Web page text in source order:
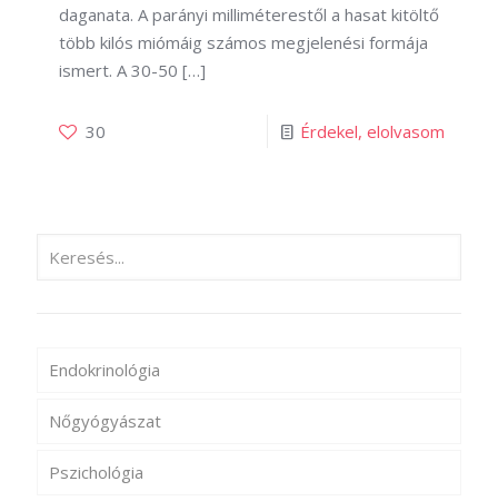
daganata. A parányi milliméterestől a hasat kitöltő
több kilós miómáig számos megjelenési formája
ismert. A 30-50 […]
30 Érdekel, elolvasom
Endokrinológia
Nőgyógyászat
Pszichológia